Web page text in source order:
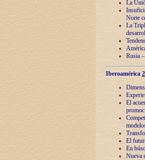
La
Norte
La
Rusia
Iberoamérica
El
El
En
Nueva